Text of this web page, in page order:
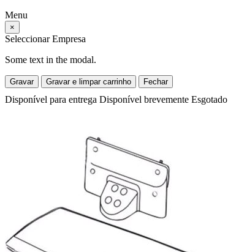
Menu
×
Seleccionar Empresa
Some text in the modal.
Gravar Gravar e limpar carrinho Fechar
Disponível para entrega Disponível brevemente Esgotado